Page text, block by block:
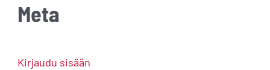
Meta
Kirjaudu sisään